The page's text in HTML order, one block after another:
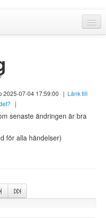
2025-07-04 17:59:00 | Länk till
|
senaste ändringen är bra
för alla händelser)